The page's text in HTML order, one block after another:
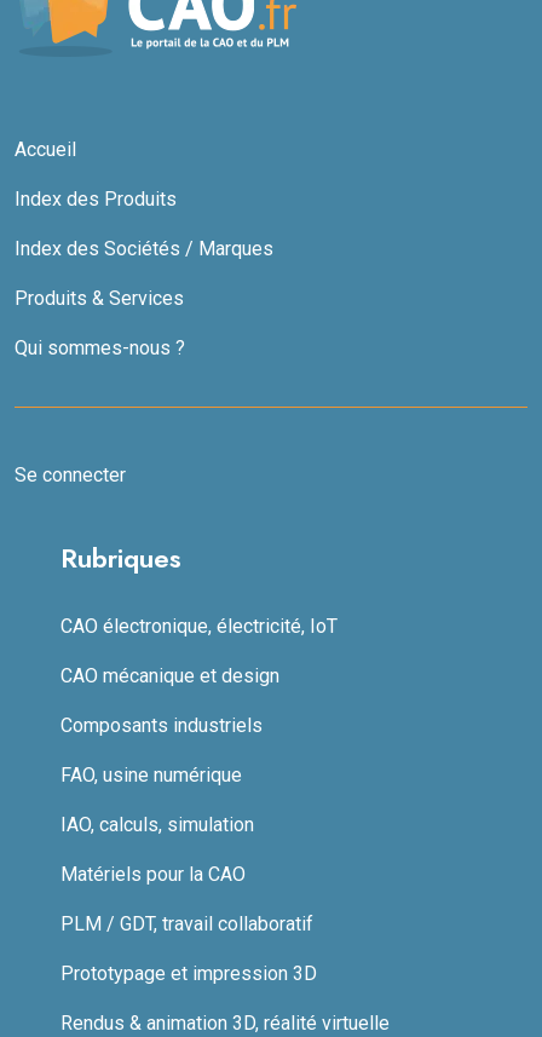
Accueil
Index des Produits
Index des Sociétés / Marques
Produits & Services
Qui sommes-nous ?
Se connecter
Rubriques
CAO électronique, électricité, IoT
CAO mécanique et design
Composants industriels
FAO, usine numérique
IAO, calculs, simulation
Matériels pour la CAO
PLM / GDT, travail collaboratif
Prototypage et impression 3D
Rendus & animation 3D, réalité virtuelle